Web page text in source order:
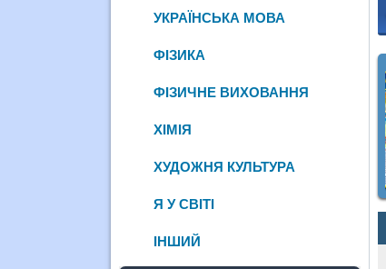
УКРАЇНСЬКА МОВА
ФІЗИКА
ФІЗИЧНЕ ВИХОВАННЯ
ХІМІЯ
ХУДОЖНЯ КУЛЬТУРА
Я У СВІТІ
ІНШИЙ